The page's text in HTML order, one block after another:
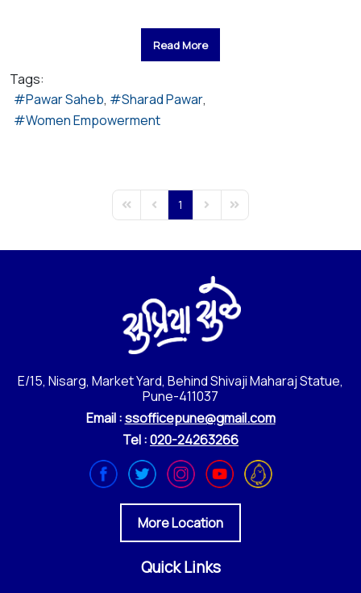
Read More
Tags:
Pawar Saheb
Sharad Pawar
Women Empowerment
First PagePrevious Page
1 Next PageLast Page
E/15, Nisarg, Market Yard, Behind Shivaji Maharaj Statue,
Pune-411037
Email :ssofficepune@gmail.com
Tel :020-24263266
More Location
Quick Links